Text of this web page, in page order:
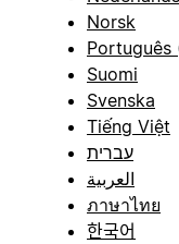
Norsk
Português
Suomi
Svenska
Tiếng Việt
עברית
العربية
ภาษาไทย
한국어